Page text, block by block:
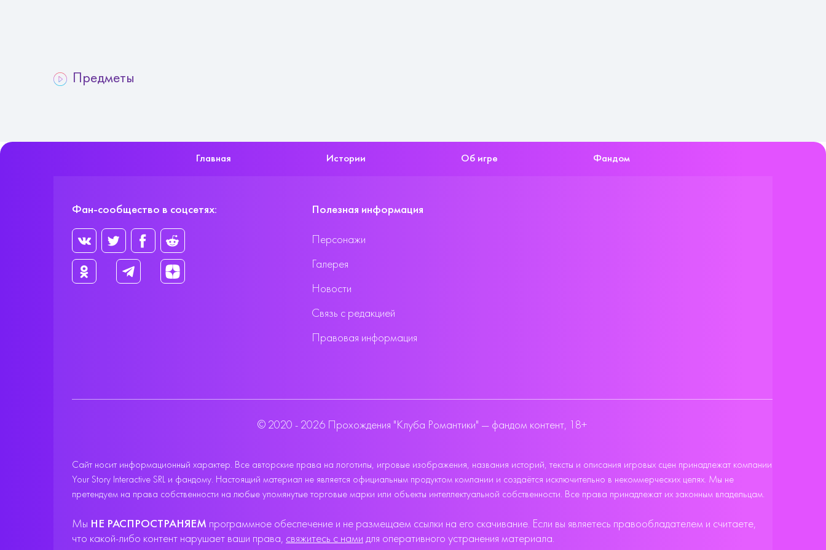
Предметы
Главная Истории Об игре Фандом
Фан-сообщество в соцсетях: Полезная информация
Персонажи
Галерея
Новости
Связь с редакцией
Правовая информация
© 2020 - 2026 Прохождения "Клуба Романтики" — фандом контент, 18+
Сайт носит информационный характер. Все авторские права на логотипы, игровые изображения, названия историй, тексты и описания игровых сцен принадлежат компании
Your Story Interactive SRL и фандому. Настоящий материал не является официальным продуктом компании и создаётся исключительно в некоммерческих целях. Мы не
претендуем на права собственности на любые упомянутые торговые марки или объекты интеллектуальной собственности. Все права принадлежат их законным владельцам.
Мы НЕ РАСПРОСТРАНЯЕМ программное обеспечение и не размещаем ссылки на его скачивание. Если вы являетесь правообладателем и считаете,
что какой-либо контент нарушает ваши права, свяжитесь с нами для оперативного устранения материала.